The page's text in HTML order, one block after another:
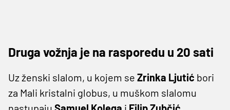
Druga vožnja je na rasporedu u 20 sati
Uz ženski slalom, u kojem se Zrinka Ljutić bori
za Mali kristalni globus, u muškom slalomu